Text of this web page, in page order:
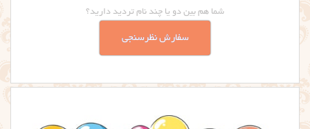
شما هم بین دو یا چند نام تردید دارید؟
سفارش نظرسنجی